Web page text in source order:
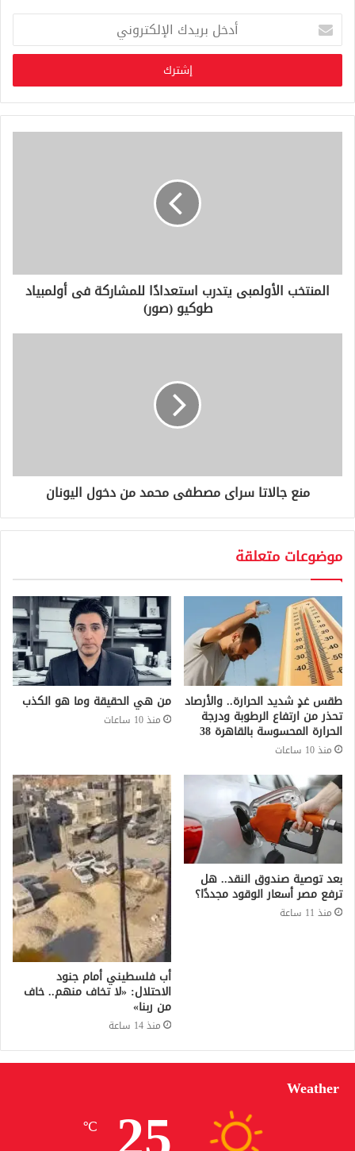
خ
ب
ر
ي
د
ر
المنتخب الأولمبى يتدرب استعدادًا للمشاركة فى أولمبياد
طوكيو (صور)
منع جالاتا سراى مصطفى محمد من دخول اليونان
موضوعات متعلقة
طقس غدٍ شديد الحرارة.. والأرصاد
تحذر من ارتفاع الرطوبة ودرجة
الحرارة المحسوسة بالقاهرة 38
منذ 10 ساعات
من هي الحقيقة وما هو الكذب
منذ 10 ساعات
بعد توصية صندوق النقد.. هل
ترفع مصر أسعار الوقود مجددًا؟
منذ 11 ساعة
أب فلسطيني أمام جنود
الاحتلال: «لا تخاف منهم.. خاف
من ربنا»
منذ 14 ساعة
Weather
℃